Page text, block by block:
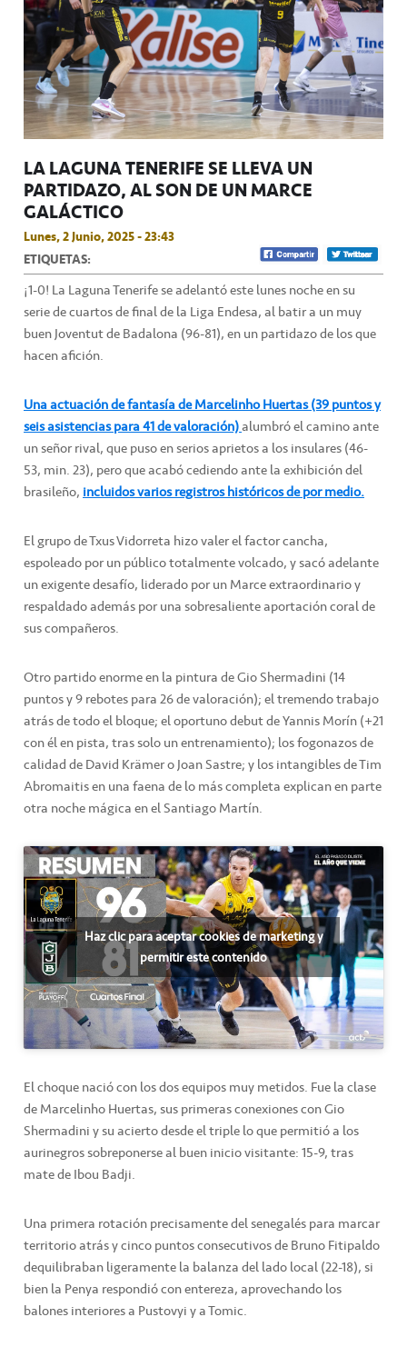
LA LAGUNA TENERIFE SE LLEVA UN
PARTIDAZO, AL SON DE UN MARCE
GALÁCTICO
Lunes, 2 Junio, 2025 - 23:43
ETIQUETAS:
¡1-0! La Laguna Tenerife se adelantó este lunes noche en su
serie de cuartos de final de la Liga Endesa, al batir a un muy
buen Joventut de Badalona (96-81), en un partidazo de los que
hacen afición.
Una actuación de fantasía de Marcelinho Huertas (39 puntos y
seis asistencias para 41 de valoración)alumbró el camino ante
un señor rival, que puso en serios aprietos a los insulares (46-
53, min. 23), pero que acabó cediendo ante la exhibición del
brasileño,incluidos varios registros históricos de por medio.
El grupo de Txus Vidorreta hizo valer el factor cancha,
espoleado por un público totalmente volcado, y sacó adelante
un exigente desafío, liderado por un Marce extraordinario y
respaldado además por una sobresaliente aportación coral de
sus compañeros.
Otro partido enorme en la pintura de Gio Shermadini (14
puntos y 9 rebotes para 26 de valoración); el tremendo trabajo
atrás de todo el bloque; el oportuno debut de Yannis Morín (+21
con él en pista, tras solo un entrenamiento); los fogonazos de
calidad de David Krämer o Joan Sastre; y los intangibles de Tim
Abromaitis en una faena de lo más completa explican en parte
otra noche mágica en el Santiago Martín.
Haz clic para aceptar cookies de marketing y
permitir este contenido
El choque nació con los dos equipos muy metidos. Fue la clase
de Marcelinho Huertas, sus primeras conexiones con Gio
Shermadini y su acierto desde el triple lo que permitió a los
aurinegros sobreponerse al buen inicio visitante: 15-9, tras
mate de Ibou Badji.
Una primera rotación precisamente del senegalés para marcar
territorio atrás y cinco puntos consecutivos de Bruno Fitipaldo
dequilibraban ligeramente la balanza del lado local (22-18), si
bien la Penya respondió con entereza, aprovechando los
balones interiores a Pustovyi y a Tomic.